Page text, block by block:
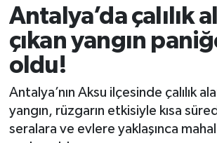
Antalya’da çalılık
çıkan yangın
oldu!
Antalya’nın Aksu ilçesinde çalılık
yangın, rüzgarın etkisiyle kısa
seralara ve evlere yaklaşınca
Asayiş
Turizm
Magazin
Antalya Namaz Vakitleri
Antalya Trafik Yoğunluk
Tüm Manşetler